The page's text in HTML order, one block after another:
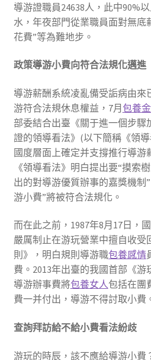
導游證職員24638人，此中90%
水，年夜部門從業職員面對無底
花費”等為難地步。
政策導游小費向符合法規化邁進
導游薪酬系統凌亂備受詬病由來
游符合法規休息權益，7月包養
部委結合出臺《關于進一個步驟
證的領導看法》(以下簡稱《領
國度層面上確定并支撐推行導游
《領導看法》明白提出要“摸索
出的對導游優質辦事的嘉獎機制
游小費”將被符合法規化。
而在此之前，1987年8月17日，
嚴厲制止在游玩營業中擅自收受
則》，明白規則導游職包養感情
費。2013年出臺的我國首部《游
導游辦事費將包養女人包括在團
費一并付出，導游不得討取小費
查詢拜訪給不給小費看法紛歧
游玩的時辰，該不應給導游小費